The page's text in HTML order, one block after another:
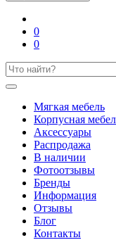
0
0
Мягкая мебель
Корпусная
Аксессуары
Распродажа
В наличии
Фотоотзывы
Бренды
Информация
Отзывы
Блог
Контакты